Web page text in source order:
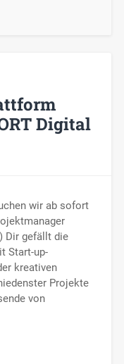
Digital
wir ab sofort
Dir gefällt die
Start-up-
kreativen
Projekte
von